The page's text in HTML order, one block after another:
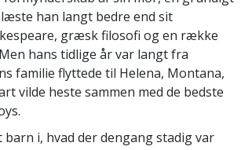
han langt bedre end sit
græsk filosofi og en række
hans tidlige år var langt fra
familie flyttede til Helena, Montana,
vilde heste sammen med de bedste
i, hvad der dengang stadig var